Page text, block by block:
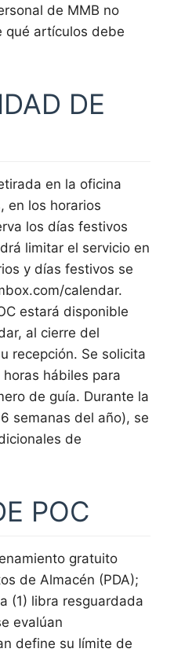
de MMB no
qué artículos debe
DE
en la oficina
en los horarios
los días festivos
limitar el servicio en
y días festivos se
calendar.
estará disponible
al cierre del
recepción. Se solicita
hábiles para
de guía. Durante la
semanas del año), se
de
POC
gratuito
de Almacén (PDA);
(1) libra resguardada
evalúan
define su límite de